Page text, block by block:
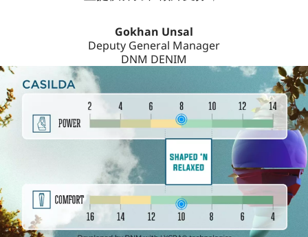
Gokhan Unsal
Deputy General Manager
DNM DENIM